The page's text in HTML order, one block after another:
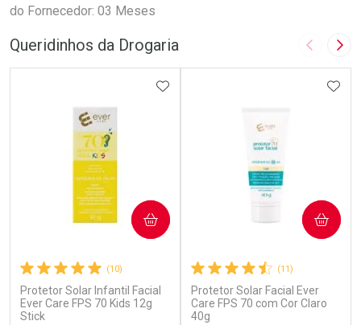
do Fornecedor: 03 Meses
Queridinhos da Drogaria Imagem
(10)
Protetor Solar Infantil Facial
Ever Care FPS 70 Kids 12g
Stick
ADICIONAR AOS FAVORITOS
COMPRAR
(11)
Protetor Solar Facial Ever
Care FPS 70 com Cor Claro
40g
COMPRAR